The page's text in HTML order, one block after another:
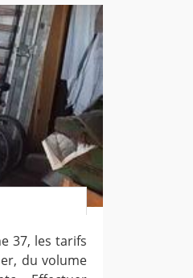
37, les tarifs
du volume